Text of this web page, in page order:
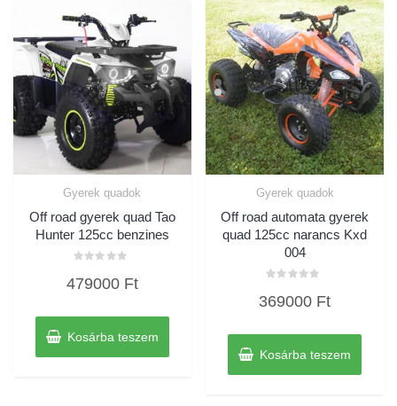
Gyerek quadok
Off road gyerek quad Tao
Hunter 125cc benzines
0
479000 Ft
Kosárba teszem
Gyerek quadok
Off road automata gyerek
quad 125cc narancs Kxd
004
0
369000 Ft
Kosárba teszem